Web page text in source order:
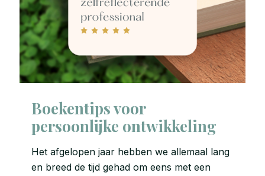
Boekentips voor
persoonlijke ontwikkeling
Het afgelopen jaar hebben we allemaal lang
en breed de tijd gehad om eens met een